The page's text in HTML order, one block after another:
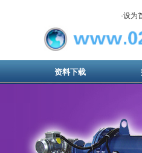
·设为
资料下载